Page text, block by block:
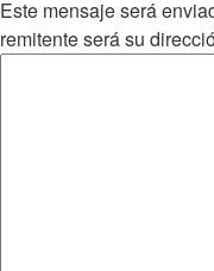
Este mensaje será
remitente será su